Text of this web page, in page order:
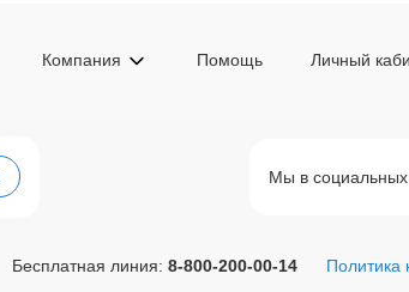
Компания Помощь Личный
Мы в социальных
Бесплатная линия: 8-800-200-00-14 Политика